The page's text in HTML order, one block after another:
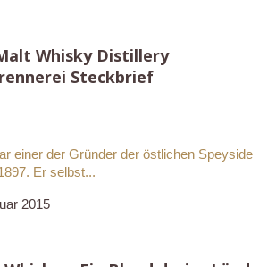
Whisky Distillery
Steckbrief
einer der Gründer der östlichen Speyside
Er selbst...
2015